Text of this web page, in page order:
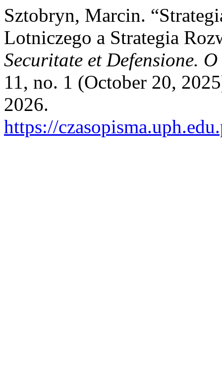
Sztobryn, Marcin.
Lotniczego a Strategia
Securitate et Defensione.
11, no. 1 (October 20,
2026.
https://